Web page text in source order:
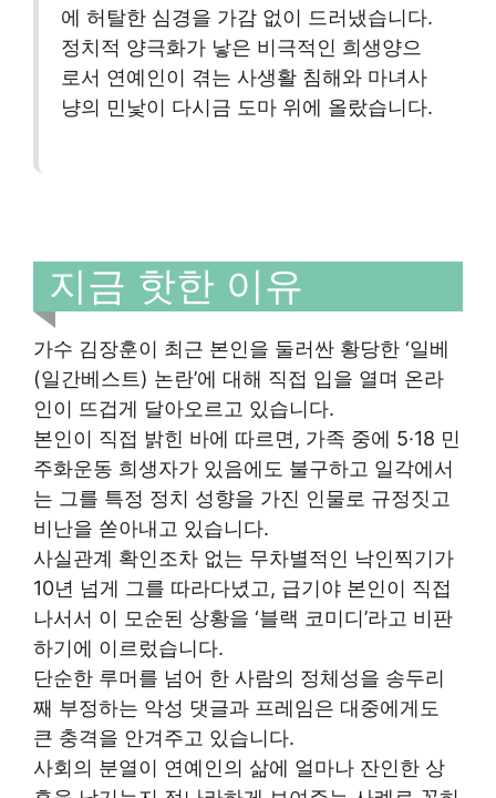
에 허탈한 심경을 가감 없이 드러냈습니다.
정치적 양극화가 낳은 비극적인 희생양으
로서 연예인이 겪는 사생활 침해와 마녀사
냥의 민낯이 다시금 도마 위에 올랐습니다.
지금 핫한 이유
가수 김장훈이 최근 본인을 둘러싼 황당한 ‘일베
(일간베스트) 논란’에 대해 직접 입을 열며 온라
인이 뜨겁게 달아오르고 있습니다.
본인이 직접 밝힌 바에 따르면, 가족 중에 5·18 민
주화운동 희생자가 있음에도 불구하고 일각에서
는 그를 특정 정치 성향을 가진 인물로 규정짓고
비난을 쏟아내고 있습니다.
사실관계 확인조차 없는 무차별적인 낙인찍기가
10년 넘게 그를 따라다녔고, 급기야 본인이 직접
나서서 이 모순된 상황을 ‘블랙 코미디’라고 비판
하기에 이르렀습니다.
단순한 루머를 넘어 한 사람의 정체성을 송두리
째 부정하는 악성 댓글과 프레임은 대중에게도
큰 충격을 안겨주고 있습니다.
사회의 분열이 연예인의 삶에 얼마나 잔인한 상